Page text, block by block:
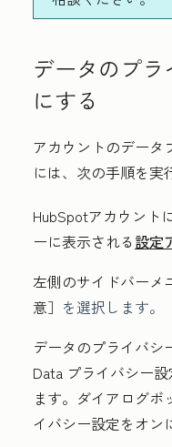
データのプ
にする
アカウントのデータ
には、次の手順を実
HubSpotアカウント
ーに表示される設定
左側のサイドバーメ
意］ を選択します。
データのプライバシ
Data プライバシー設
ます。ダイアログボ
イバシー設定をオン